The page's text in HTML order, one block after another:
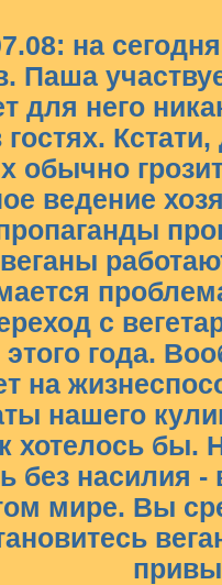
на
Паша
для него
гостях.
обычно
ведение
с
этого года.
на
нашего
хотелось
без насилия
мире. Вы